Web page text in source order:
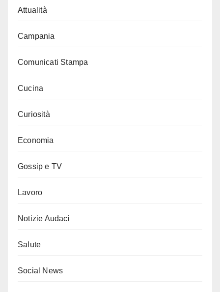
Attualità
Campania
Comunicati Stampa
Cucina
Curiosità
Economia
Gossip e TV
Lavoro
Notizie Audaci
Salute
Social News